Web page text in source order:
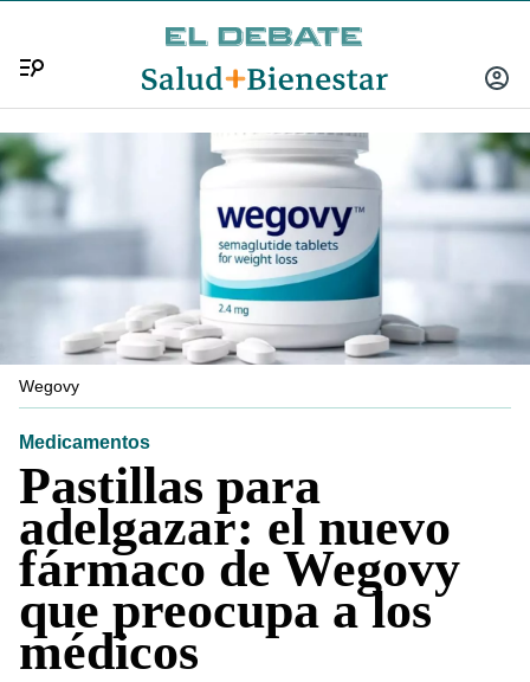
INICIAR
Wegovy
Medicamentos
Pastillas para
adelgazar: el nuevo
fármaco de Wegovy
que preocupa a los
médicos